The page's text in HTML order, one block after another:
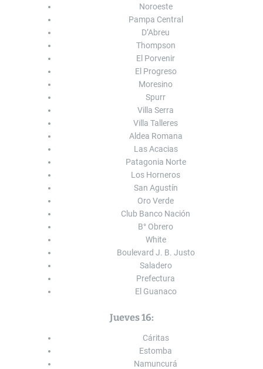
Noroeste
Pampa Central
D’Abreu
Thompson
El Porvenir
El Progreso
Moresino
Spurr
Villa Serra
Villa Talleres
Aldea Romana
Las Acacias
Patagonia Norte
Los Horneros
San Agustín
Oro Verde
Club Banco Nación
B° Obrero
White
Boulevard J. B. Justo
Saladero
Prefectura
El Guanaco
Jueves 16:
Cáritas
Estomba
Namuncurá